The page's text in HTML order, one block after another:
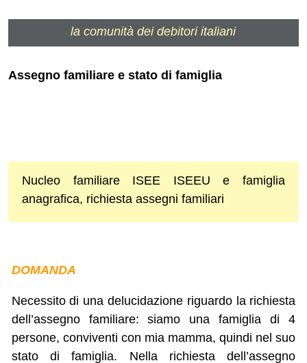
la comunità dei debitori italiani
Assegno familiare e stato di famiglia
Nucleo familiare ISEE ISEEU e famiglia
anagrafica, richiesta assegni familiari
DOMANDA
Necessito di una delucidazione riguardo la richiesta
dell’assegno familiare: siamo una famiglia di 4
persone, conviventi con mia mamma, quindi nel suo
stato di famiglia. Nella richiesta dell’assegno